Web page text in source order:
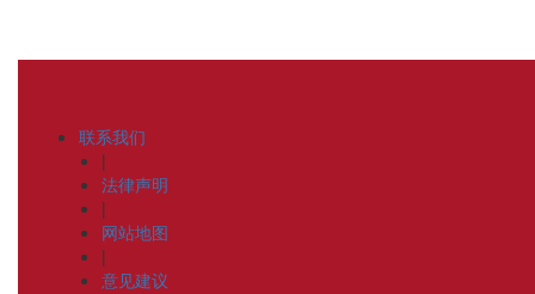
联系我们
|
法律声明
|
网站地图
|
意见建议